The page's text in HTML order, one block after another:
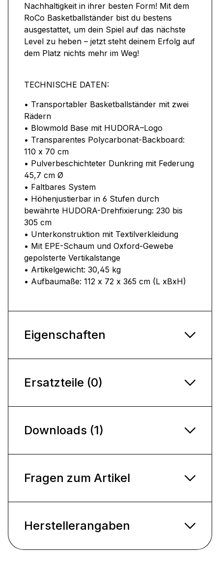
Nachhaltigkeit in ihrer besten Form! Mit dem
RoCo Basketballständer bist du bestens
ausgestattet, um dein Spiel auf das nächste
Level zu heben – jetzt steht deinem Erfolg auf
dem Platz nichts mehr im Weg!
TECHNISCHE DATEN:
• Transportabler Basketballständer mit zwei
Rädern
• Blowmold Base mit HUDORA–Logo
• Transparentes Polycarbonat-Backboard:
110 x 70 cm
• Pulverbeschichteter Dunkring mit Federung
45,7 cm Ø
• Faltbares System
• Höhenjustierbar in 6 Stufen durch
bewährte HUDORA-Drehfixierung: 230 bis
305 cm
• Unterkonstruktion mit Textilverkleidung
• Mit EPE-Schaum und Oxford-Gewebe
gepolsterte Vertikalstange
• Artikelgewicht: 30,45 kg
• Aufbaumaße: 112 x 72 x 365 cm (L xBxH)
Eigenschaften
Ersatzteile (0)
Downloads (1)
Fragen zum Artikel
Herstellerangaben